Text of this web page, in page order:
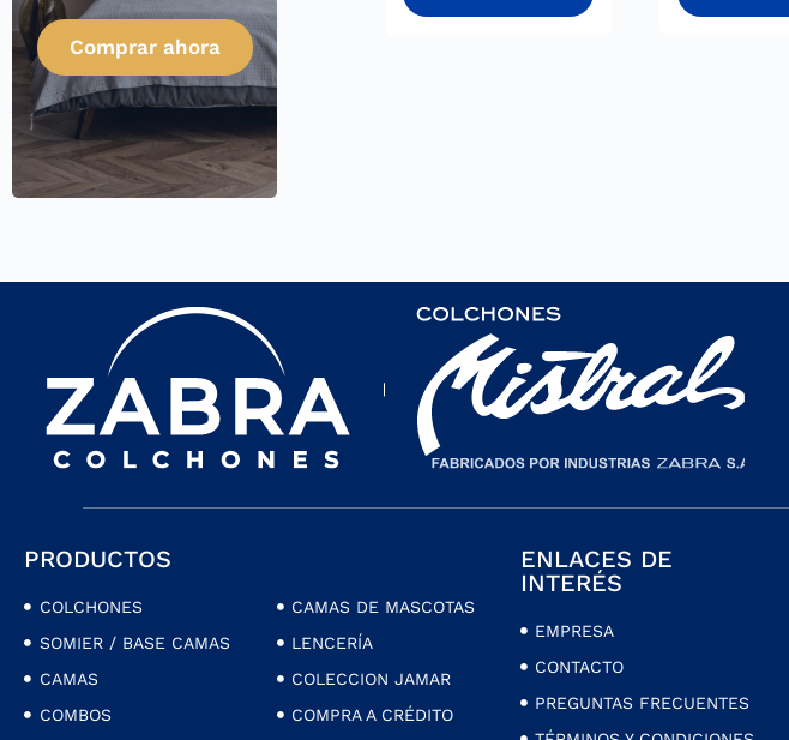
Comprar ahora
PRODUCTOS
COLCHONES
SOMIER / BASE CAMAS
CAMAS
COMBOS
CAMAS DE MASCOTAS
LENCERÍA
COLECCION JAMAR
COMPRA A CRÉDITO
ENLACES DE
INTERÉS
EMPRESA
CONTACTO
PREGUNTAS FRECUENTES